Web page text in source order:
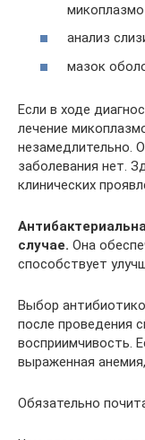
анализ
мазок
Если в ходе
лечение
незамедлительно.
заболевания нет.
клинических
случае. Она
способствует
Выбор
после проведения
восприимчивость.
выраженная
Обязательно